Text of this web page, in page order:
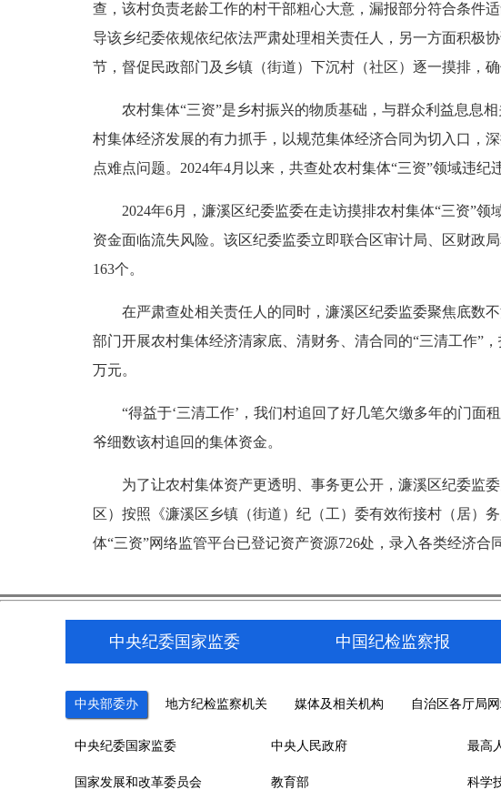
查，该村负责老龄工作的村干部粗心大意，漏报部分符合条件
导该乡纪委依规依纪依法严肃处理相关责任人，另一方面积极
节，督促民政部门及乡镇（街道）下沉村（社区）逐一摸排，
农村集体“三资”是乡村振兴的物质基础，与群众利益息息相
村集体经济发展的有力抓手，以规范集体经济合同为切入口，
点难点问题。2024年4月以来，共查处农村集体“三资”领域违纪
2024年6月，濂溪区纪委监委在走访摸排农村集体“三资”领
资金面临流失风险。该区纪委监委立即联合区审计局、区财政
163个。
在严肃查处相关责任人的同时，濂溪区纪委监委聚焦底数不
部门开展农村集体经济清家底、清财务、清合同的“三清工作”
万元。
“得益于‘三清工作’，我们村追回了好几笔欠缴多年的门面
爷细数该村追回的集体资金。
为了让农村集体资产更透明、事务更公开，濂溪区纪委监委
区）按照《濂溪区乡镇（街道）纪（工）委有效衔接村（居）
体“三资”网络监管平台已登记资产资源726处，录入各类经济合
中央纪委国家监委 中国纪检监察报
中央部委办 地方纪检监察机关 媒体及相关机构 自治区各厅局
中央纪委国家监委 中央人民政府 最高
国家发展和改革委员会 教育部 科学